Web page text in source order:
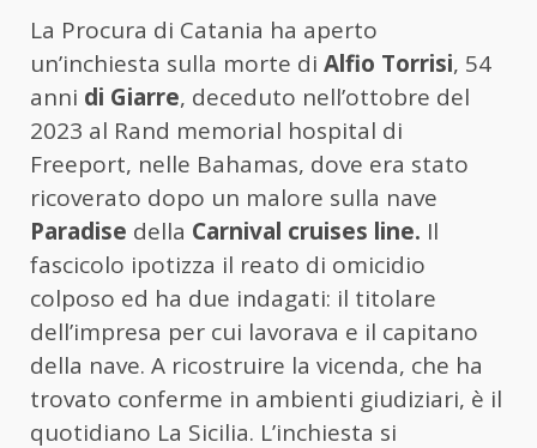
La Procura di Catania ha aperto
un’inchiesta sulla morte di Alfio Torrisi, 54
anni di Giarre, deceduto nell’ottobre del
2023 al Rand memorial hospital di
Freeport, nelle Bahamas, dove era stato
ricoverato dopo un malore sulla nave
Paradise della Carnival cruises line. Il
fascicolo ipotizza il reato di omicidio
colposo ed ha due indagati: il titolare
dell’impresa per cui lavorava e il capitano
della nave. A ricostruire la vicenda, che ha
trovato conferme in ambienti giudiziari, è il
quotidiano La Sicilia. L’inchiesta si